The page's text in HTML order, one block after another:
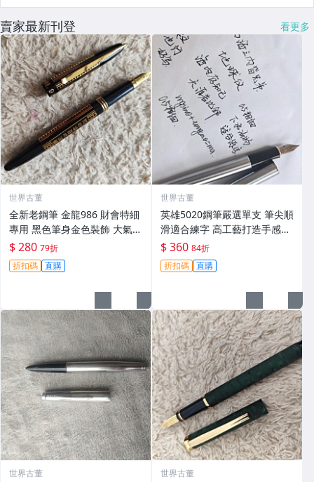
賣家最新刊登 看更多
世界古董
全新老鋼筆 金龍986 財會特細
專用 黑色筆身金色裝飾 大氣順
滑好寫 小明尖 筆夾輕微氧化
無損毫毛 新手舊藏共賞 財會鋼
筆 傳承工藝 滑動自如 古典風
$ 280 79折
折扣碼 直購
世界古董
英雄5020鋼筆嚴選單支 筆尖順
滑適合練字 高工藝打造手感佳
英雄5020 鋪筆 卡其色 鉑金鍍
工藝 經典款式 英雄5020 鋪筆
時尚經典 字體工整
$ 360 84折
折扣碼 直購
世界古董 世界古董